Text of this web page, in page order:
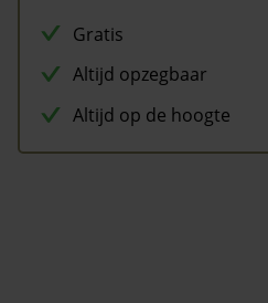
Gratis
Altijd opzegbaar
Altijd op de hoogte